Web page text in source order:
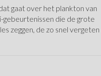
gaat over het plankton van
gebeurtenissen die de grote
zeggen, de zo snel vergeten